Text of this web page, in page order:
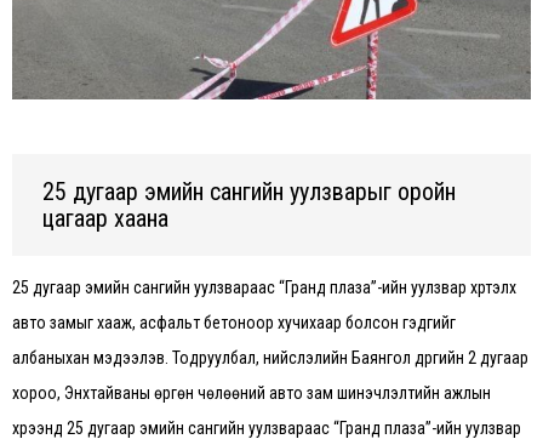
25 дугаар эмийн сангийн уулзварыг оройн
цагаар хаана
25 дугаар эмийн сангийн уулзвараас “Гранд плаза”-ийн уулзвар хүртэлх
авто замыг хааж, асфальт бетоноор хучихаар болсон гэдгийг
албаныхан мэдээлэв. Тодруулбал, нийслэлийн Баянгол дүүргийн 2 дугаар
хороо, Энхтайваны өргөн чөлөөний авто зам шинэчлэлтийн ажлын
хүрээнд 25 дугаар эмийн сангийн уулзвараас “Гранд плаза”-ийн уулзвар